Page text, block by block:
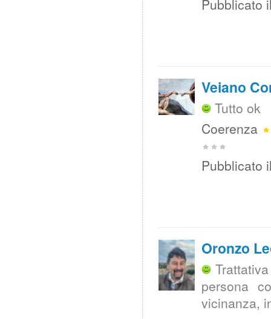
Pubblicato
Veiano
Tutto ok
Coerenza
Pubblicato
Oronzo
persona
vicinanza,